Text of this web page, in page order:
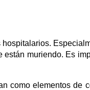
están muriendo. Es
como elementos de